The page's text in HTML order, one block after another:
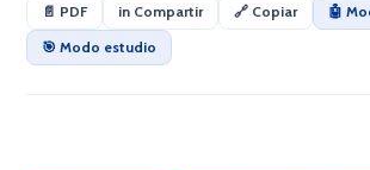
📄 PDF in Compartir 🔗 Copiar
🤖
🎯 Modo estudio